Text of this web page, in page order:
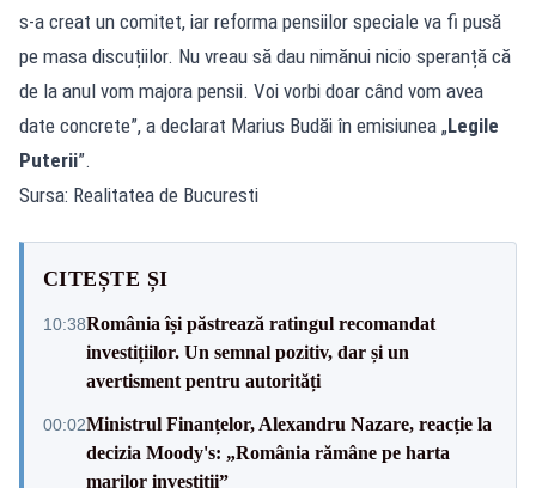
s-a creat un comitet, iar reforma pensiilor speciale va fi pusă
pe masa discuțiilor. Nu vreau să dau nimănui nicio speranță că
de la anul vom majora pensii. Voi vorbi doar când vom avea
date concrete”, a declarat Marius Budăi în emisiunea „Legile
Puterii”.
Sursa: Realitatea de Bucuresti
CITEȘTE ȘI
10:38România își păstrează ratingul recomandat
investițiilor. Un semnal pozitiv, dar și un
avertisment pentru autorități
00:02Ministrul Finanțelor, Alexandru Nazare, reacție la
decizia Moody's: „România rămâne pe harta
marilor investiții”